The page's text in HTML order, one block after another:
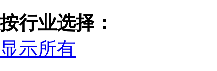
按行业选择：
显示所有